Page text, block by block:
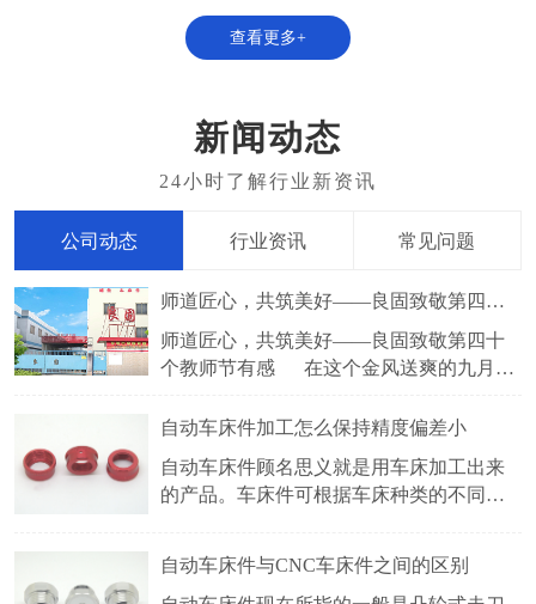
查看更多+
新闻动态
公司动态 行业资讯 常见问题
师道匠心，共筑美好——良固致敬第四十个教师节有感
师道匠心，共筑美好——良固致敬第四十
个教师节有感 在这个金风送爽的九月，
——教师节。教师，如璀璨星辰照亮学子
书写着育人的壮丽篇章。而在另一片天地
中，良固厂家的工人们也在默默坚守，用
​自动车床件加工怎么保持精度偏差小
自动车床件顾名思义就是用车床加工出来
的产品。车床件可根据车床种类的不同，
材料有铜，铁，铝，不锈钢等。比较常见
自动车床件与CNC车床件之间的区别